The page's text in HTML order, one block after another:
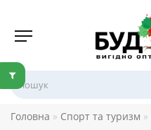
Головна Спорт та туризм